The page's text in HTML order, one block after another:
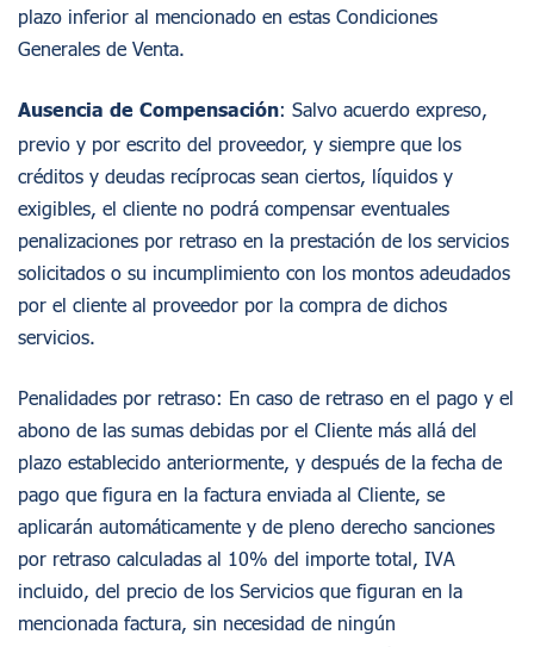
plazo inferior al mencionado en estas Condiciones
Generales de Venta.
Ausencia de Compensación: Salvo acuerdo expreso,
previo y por escrito del proveedor, y siempre que los
créditos y deudas recíprocas sean ciertos, líquidos y
exigibles, el cliente no podrá compensar eventuales
penalizaciones por retraso en la prestación de los servicios
solicitados o su incumplimiento con los montos adeudados
por el cliente al proveedor por la compra de dichos
servicios.
Penalidades por retraso: En caso de retraso en el pago y el
abono de las sumas debidas por el Cliente más allá del
plazo establecido anteriormente, y después de la fecha de
pago que figura en la factura enviada al Cliente, se
aplicarán automáticamente y de pleno derecho sanciones
por retraso calculadas al 10% del importe total, IVA
incluido, del precio de los Servicios que figuran en la
mencionada factura, sin necesidad de ningún